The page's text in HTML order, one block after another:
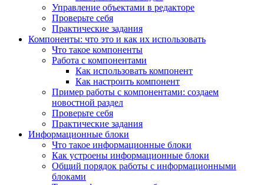
Управление объектами в редакторе
Проверьте себя
Практические задания
Компоненты: что это и как их использовать
Что такое компоненты
Работа с компонентами
Как использовать компонент
Как настроить компонент
Пример работы с компонентами: создаем
новостной раздел
Проверьте себя
Практические задания
Информационные блоки
Что такое информационные блоки
Как устроены информационные блоки
Общий порядок работы с информационными
блоками